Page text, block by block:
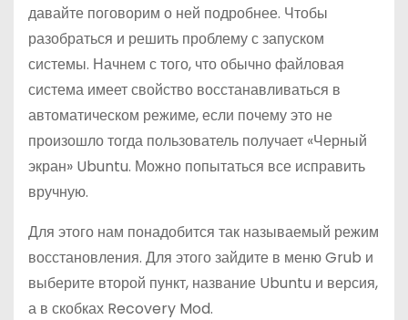
давайте поговорим о ней подробнее. Чтобы
разобраться и решить проблему с запуском
системы. Начнем с того, что обычно файловая
система имеет свойство восстанавливаться в
автоматическом режиме, если почему это не
произошло тогда пользователь получает «Черный
экран» Ubuntu. Можно попытаться все исправить
вручную.
Для этого нам понадобится так называемый режим
восстановления. Для этого зайдите в меню Grub и
выберите второй пункт, название Ubuntu и версия,
а в скобках Recovery Mod.